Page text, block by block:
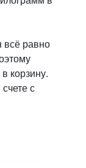
всё равно
корзину.
с